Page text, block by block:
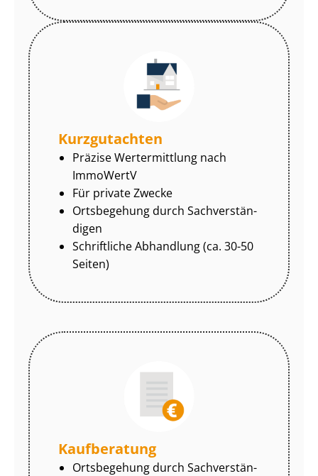
Kurzgutachten
Präzise Wertermittlung nach
ImmoWertV
Für private Zwecke
Ortsbegehung durch Sach­ver­stän­
di­gen
Schriftliche Abhandlung (ca. 30-50
Seiten)
Kaufberatung
Ortsbegehung durch Sach­ver­stän­